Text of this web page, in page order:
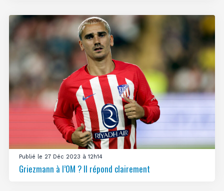
Publié le 27 Déc 2023 à 12h14
Griezmann à l’OM ? Il répond clairement